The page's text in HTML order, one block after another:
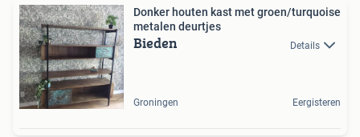
Donker houten kast met groen/turquoise
metalen deurtjes
Bieden Details
Groningen Eergisteren